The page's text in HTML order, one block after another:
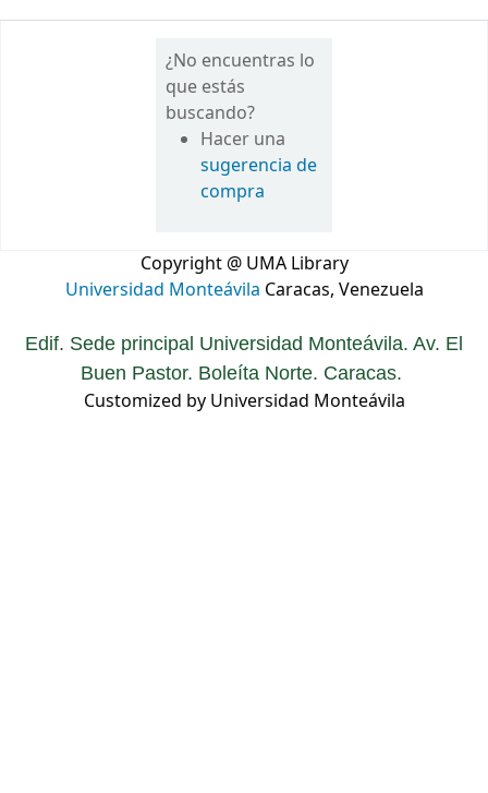
¿No encuentras lo
que estás
buscando?
Hacer una
sugerencia de
compra
Copyright @ UMA Library
Universidad Monteávila Caracas, Venezuela
Edif. Sede principal Universidad Monteávila. Av. El
Buen Pastor. Boleíta Norte. Caracas.
Customized by Universidad Monteávila